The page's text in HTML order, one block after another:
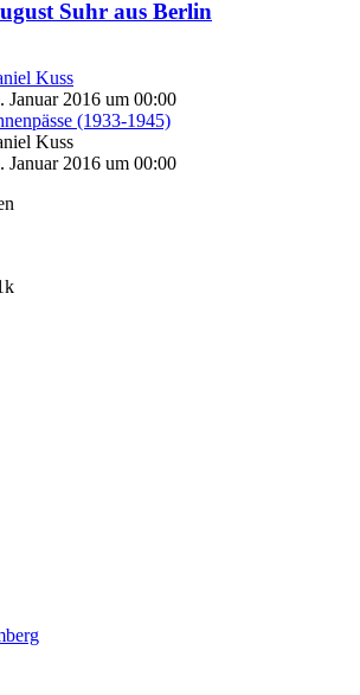
Suhr aus Berlin
Kuss
Januar 2016 um 00:00
(1933-1945)
Kuss
Januar 2016 um 00:00